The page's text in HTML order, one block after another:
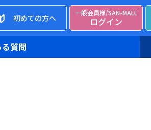
初めての方へ
一般会員様/SAN-MALL
ログイン
質問